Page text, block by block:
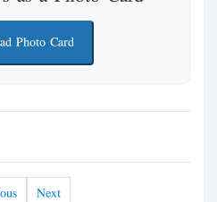
Photo Card
Next